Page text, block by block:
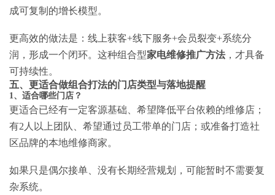
成可复制的增长模型。
更高效的做法是：线上获客+线下服务+会员裂变+系统分
润，形成一个闭环。这种组合型家电维修推广方法 ，才具备
可持续性。
五、更适合做组合打法的门店类型与落地提醒
1、适合哪些门店？
更适合已经有一定客源基础、希望降低平台依赖的维修店；
有2人以上团队、希望通过员工带单的门店；或准备打造社
区品牌的本地维修商家。
如果只是偶尔接单、没有长期经营规划，可能暂时不需要复
杂系统。